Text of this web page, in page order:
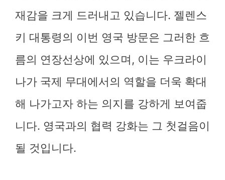
재감을 크게 드러내고 있습니다. 젤렌스
키 대통령의 이번 영국 방문은 그러한 흐
름의 연장선상에 있으며, 이는 우크라이
나가 국제 무대에서의 역할을 더욱 확대
해 나가고자 하는 의지를 강하게 보여줍
니다. 영국과의 협력 강화는 그 첫걸음이
될 것입니다.